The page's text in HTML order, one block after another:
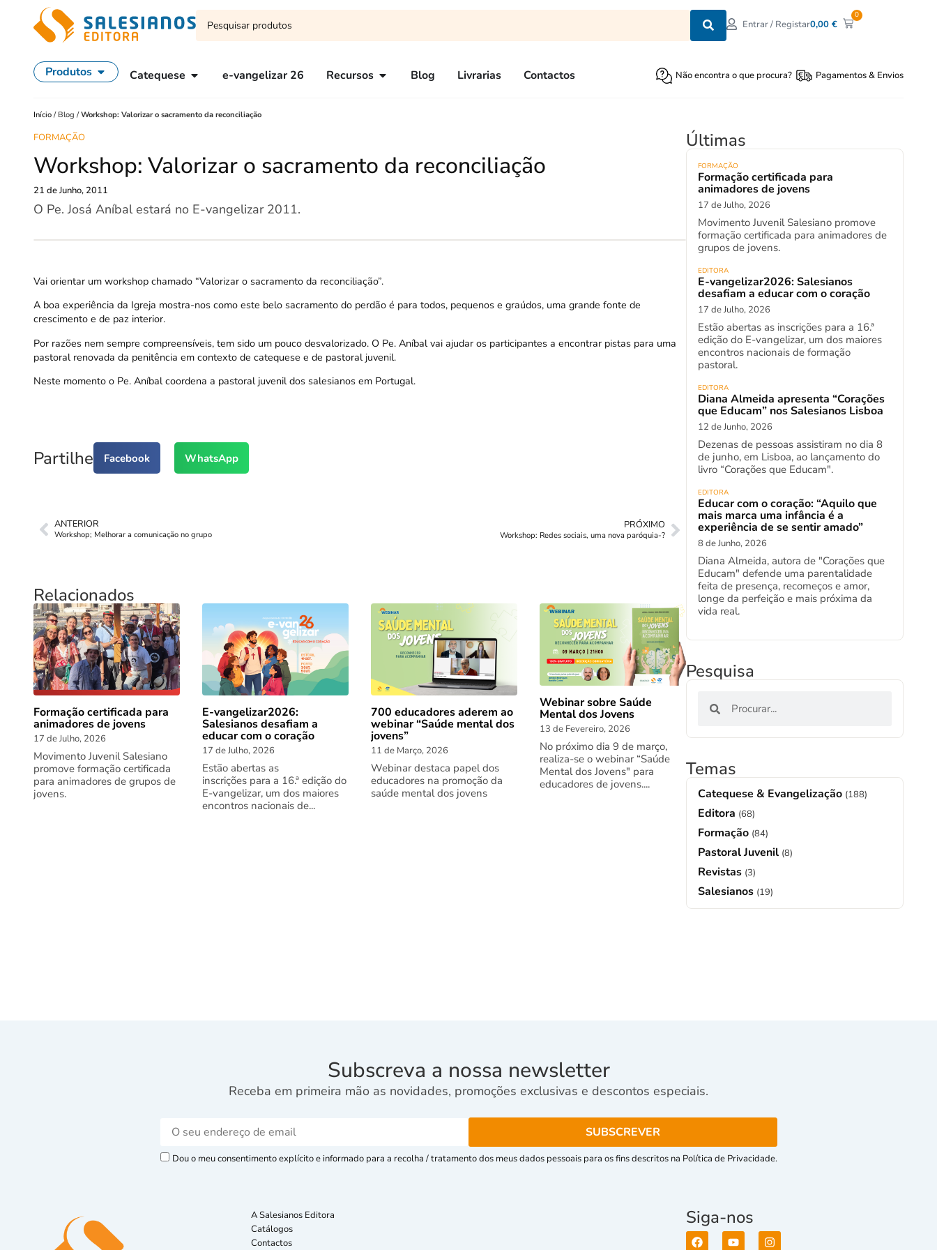
Entrar / Registar0,00€
0
Produtos Catequese e-vangelizar 26 Recursos Blog Livrarias Contactos Não encontra o que procura? Pagamentos & Envios
Início / Blog /Workshop: Valorizar o sacramento da reconciliação
FORMAÇÃO
Workshop: Valorizar o sacramento da reconciliação
21 de Junho, 2011
O Pe. Josá Aníbal estará no E-vangelizar 2011.
Vai orientar um workshop chamado “Valorizar o sacramento da reconciliação”.
A boa experiência da Igreja mostra-nos como este belo sacramento do perdão é para todos, pequenos e graúdos, uma grande fonte de
crescimento e de paz interior.
Por razões nem sempre compreensíveis, tem sido um pouco desvalorizado. O Pe. Aníbal vai ajudar os participantes a encontrar pistas para uma
pastoral renovada da penitência em contexto de catequese e de pastoral juvenil.
Neste momento o Pe. Aníbal coordena a pastoral juvenil dos salesianos em Portugal.
Partilhe Facebook WhatsApp
ANTERIOR
Workshop; Melhorar a comunicação no grupo
PRÓXIMO
Workshop: Redes sociais, uma nova paróquia-?
Relacionados
Formação certificada para
animadores de jovens
17 de Julho, 2026
Movimento Juvenil Salesiano
promove formação certificada
para animadores de grupos de
jovens.
E-vangelizar2026:
Salesianos desafiam a
educar com o coração
17 de Julho, 2026
Estão abertas as
inscrições para a 16.ª edição do
E-vangelizar, um dos maiores
encontros nacionais de...
700 educadores aderem ao
webinar “Saúde mental dos
jovens”
11 de Março, 2026
Webinar destaca papel dos
educadores na promoção da
saúde mental dos jovens
Webinar sobre Saúde
Mental dos Jovens
13 de Fevereiro, 2026
No próximo dia 9 de março,
realiza-se o webinar “Saúde
Mental dos Jovens" para
educadores de jovens....
Últimas
FORMAÇÃO
Formação certificada para
animadores de jovens
17 de Julho, 2026
Movimento Juvenil Salesiano promove
formação certificada para animadores de
grupos de jovens.
EDITORA
E-vangelizar2026: Salesianos
desafiam a educar com o coração
17 de Julho, 2026
Estão abertas as inscrições para a 16.ª
edição do E-vangelizar, um dos maiores
encontros nacionais de formação
pastoral.
EDITORA
Diana Almeida apresenta “Corações
que Educam” nos Salesianos Lisboa
12 de Junho, 2026
Dezenas de pessoas assistiram no dia 8
de junho, em Lisboa, ao lançamento do
livro “Corações que Educam".
EDITORA
Educar com o coração: “Aquilo que
mais marca uma infância é a
experiência de se sentir amado”
8 de Junho, 2026
Diana Almeida, autora de "Corações que
Educam" defende uma parentalidade
feita de presença, recomeços e amor,
longe da perfeição e mais próxima da
vida real.
Pesquisa
Temas
Catequese & Evangelização (188)
Editora (68)
Formação (84)
Pastoral Juvenil (8)
Revistas (3)
Salesianos (19)
Subscreva a nossa newsletter
Receba em primeira mão as novidades, promoções exclusivas e descontos especiais.
Dou o meu consentimento explícito e informado para a recolha / tratamento dos meus dados pessoais para os fins descritos na Política de Privacidade.
A Salesianos Editora
Catálogos
Contactos
Siga-nos